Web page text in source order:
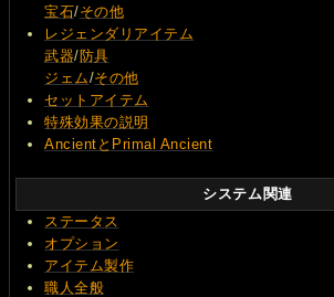
宝石/その他
レジェンダリアイテム
武器/防具
ジェム/その他
セットアイテム
特殊効果の説明
AncientとPrimal Ancient
システム関連
ステータス
オプション
アイテム製作
職人全般